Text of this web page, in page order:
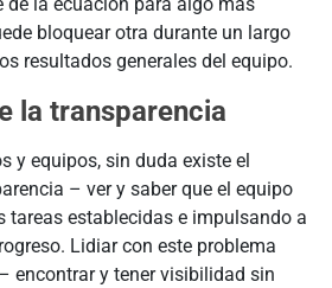
bloquear otra durante un largo
resultados generales del equipo.
la transparencia
y equipos, sin duda existe el
– ver y saber que el equipo
tareas establecidas e impulsando a
Lidiar con este problema
encontrar y tener visibilidad sin